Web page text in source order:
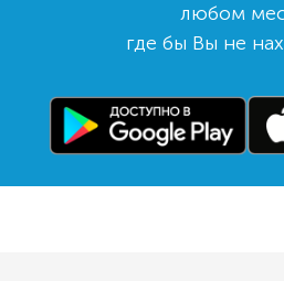
любом
где бы Вы не